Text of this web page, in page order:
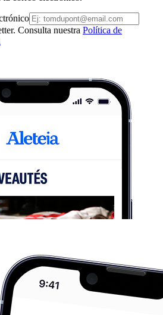
Consulta nuestra Política de